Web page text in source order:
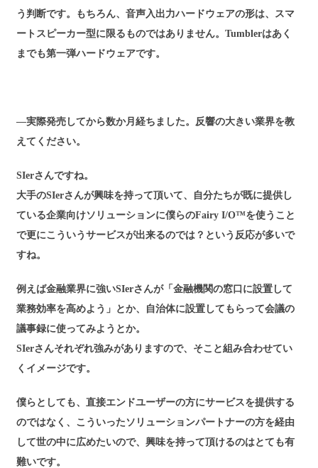
う判断です。もちろん、音声入出力ハードウェアの形は、スマ
ートスピーカー型に限るものではありません。Tumblerはあく
までも第一弾ハードウェアです。
―実際発売してから数か月経ちました。反響の大きい業界を教
えてください。
SIerさんですね。
大手のSIerさんが興味を持って頂いて、自分たちが既に提供し
ている企業向けソリューションに僕らのFairy I/O™を使うこと
で更にこういうサービスが出来るのでは？という反応が多いで
すね。
例えば金融業界に強いSIerさんが「金融機関の窓口に設置して
業務効率を高めよう」とか、自治体に設置してもらって会議の
議事録に使ってみようとか。
SIerさんそれぞれ強みがありますので、そこと組み合わせてい
くイメージです。
僕らとしても、直接エンドユーザーの方にサービスを提供する
のではなく、こういったソリューションパートナーの方を経由
して世の中に広めたいので、興味を持って頂けるのはとても有
難いです。